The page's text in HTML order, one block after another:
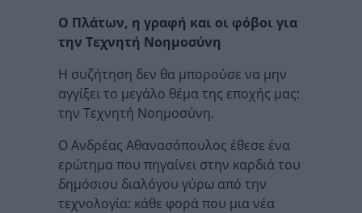
Ο Πλάτων, η γραφή και οι φόβοι για
την Τεχνητή Νοημοσύνη
Η συζήτηση δεν θα μπορούσε να μην
αγγίξει το μεγάλο θέμα της εποχής μας:
την Τεχνητή Νοημοσύνη.
Ο Ανδρέας Αθανασόπουλος έθεσε ένα
ερώτημα που πηγαίνει στην καρδιά του
δημόσιου διαλόγου γύρω από την
τεχνολογία: κάθε φορά που μια νέα